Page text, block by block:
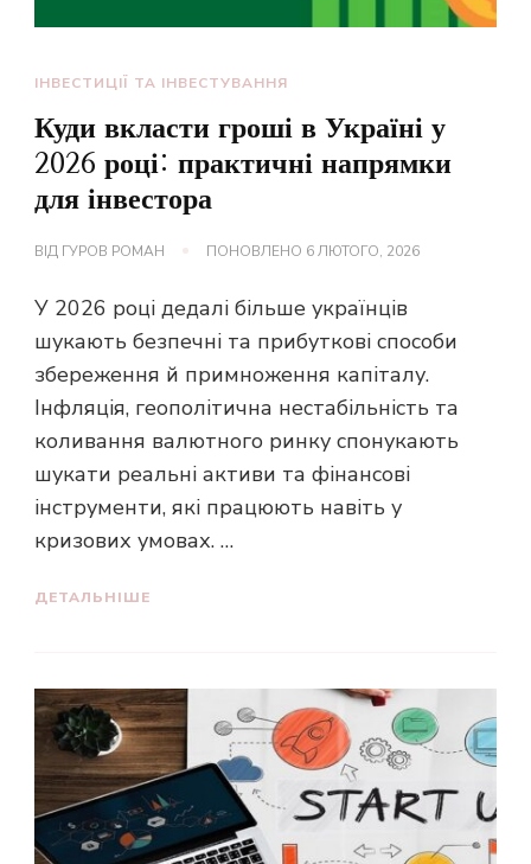
ІНВЕСТИЦІЇ ТА ІНВЕСТУВАННЯ
Куди вкласти гроші в Україні у
2026 році: практичні напрямки
для інвестора
ВІД ГУРОВ РОМАН ПОНОВЛЕНО 6 ЛЮТОГО, 2026
У 2026 році дедалі більше українців
шукають безпечні та прибуткові способи
збереження й примноження капіталу.
Інфляція, геополітична нестабільність та
коливання валютного ринку спонукають
шукати реальні активи та фінансові
інструменти, які працюють навіть у
кризових умовах. …
ДЕТАЛЬНІШЕ